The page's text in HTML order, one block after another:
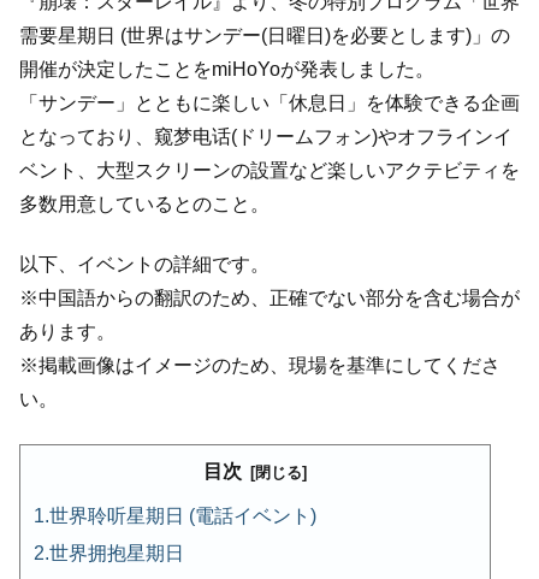
需要星期日 (世界はサンデー(日曜日)を必要とします)」の
開催が決定したことをmiHoYoが発表しました。
「サンデー」とともに楽しい「休息日」を体験できる企画
となっており、窥梦电话(ドリームフォン)やオフラインイ
ベント、大型スクリーンの設置など楽しいアクテビティを
多数用意しているとのこと。
以下、イベントの詳細です。
※中国語からの翻訳のため、正確でない部分を含む場合が
あります。
※掲載画像はイメージのため、現場を基準にしてくださ
い。
目次
世界聆听星期日 (電話イベント)
世界拥抱星期日